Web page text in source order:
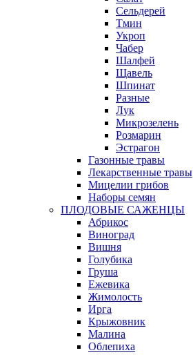
Сельдерей
Тмин
Укроп
Чабер
Шалфей
Щавель
Шпинат
Разные
Лук
Микрозелень
Розмарин
Эстрагон
Газонные травы
Лекарственные травы
Мицелии грибов
Наборы семян
ПЛОДОВЫЕ САЖЕНЦЫ
Абрикос
Виноград
Вишня
Голубика
Груша
Ежевика
Жимолость
Ирга
Крыжовник
Малина
Облепиха